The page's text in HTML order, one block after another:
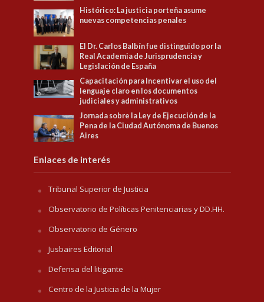
Histórico: La justicia porteña asume
nuevas competencias penales
El Dr. Carlos Balbín fue distinguido por la
Real Academia de Jurisprudencia y
Legislación de España
Capacitación para Incentivar el uso del
lenguaje claro en los documentos
judiciales y administrativos
Jornada sobre la Ley de Ejecución de la
Pena de la Ciudad Autónoma de Buenos
Aires
Enlaces de interés
Tribunal Superior de Justicia
Observatorio de Políticas Penitenciarias y DD.HH.
Observatorio de Género
Jusbaires Editorial
Defensa del litigante
Centro de la Justicia de la Mujer